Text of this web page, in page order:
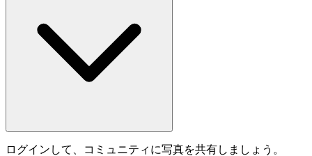
ログインして、コミュニティに写真を共有しましょう。